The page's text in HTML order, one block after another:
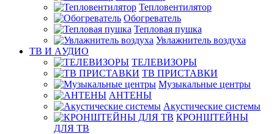
Тепловентилятор
Обогреватель
Тепловая пушка
Увлажнитель воздуха
ТВ И AУДИО
ТЕЛЕВИЗОРЫ
ТВ ПРИСТАВКИ
Музыкальные центры
АНТЕНЫ
Акустические системы
КРОНШТЕЙНЫ
ДЛЯ ТВ